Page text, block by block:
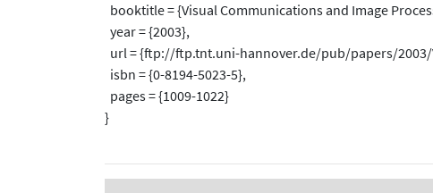
booktitle = {Visual Communications and Image
year = {2003},
url = {ftp://ftp.tnt.uni-hannover.de/pub/papers/2003/
isbn = {0-8194-5023-5},
pages = {1009-1022}
}